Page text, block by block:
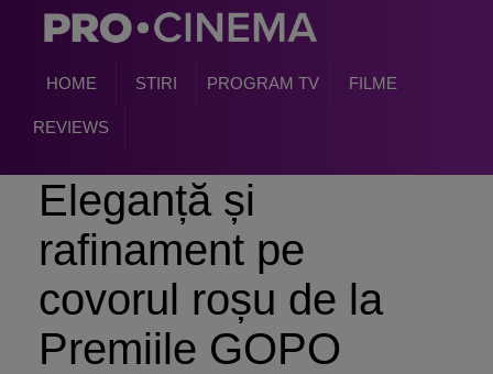
HOME STIRI PROGRAM TV FILME
REVIEWS
Eleganță și
rafinament pe
covorul roșu de la
Premiile GOPO